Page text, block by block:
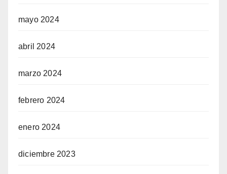
mayo 2024
abril 2024
marzo 2024
febrero 2024
enero 2024
diciembre 2023